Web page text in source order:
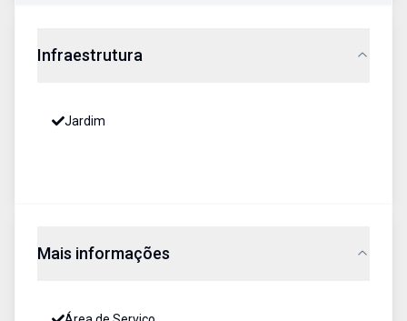
Infraestrutura
Jardim
Mais informações